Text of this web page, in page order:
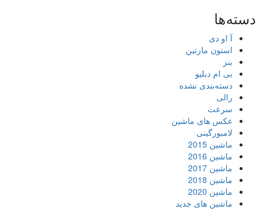
دسته‌ها
آ او دی
استون مارتین
بنز
بی ام دبلیو
دسته‌بندی نشده
رالی
سرعت
عکس های ماشین
لامبورگینی
ماشین 2015
ماشین 2016
ماشین 2017
ماشین 2018
ماشین 2020
ماشین های جدید